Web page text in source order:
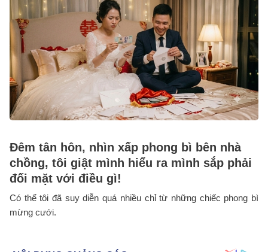
Đêm tân hôn, nhìn xấp phong bì bên nhà
chồng, tôi giật mình hiểu ra mình sắp phải
đối mặt với điều gì!
Có thể tôi đã suy diễn quá nhiều chỉ từ những chiếc phong bì
mừng cưới.